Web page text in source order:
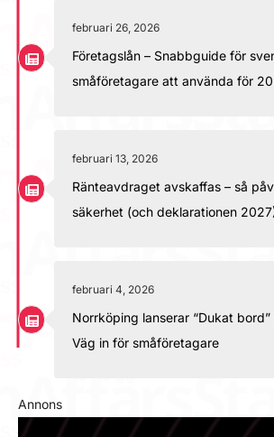
februari 26, 2026
Företagslån – Snabbguide för
småföretagare att använda för
februari 13, 2026
Ränteavdraget avskaffas – så
säkerhet (och deklarationen
februari 4, 2026
Norrköping lanserar “Dukat bord”
Väg in för småföretagare
Annons